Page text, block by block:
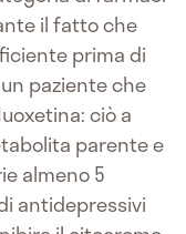
il fatto che
prima di
paziente che
ciò a
parente e
almeno 5
antidepressivi